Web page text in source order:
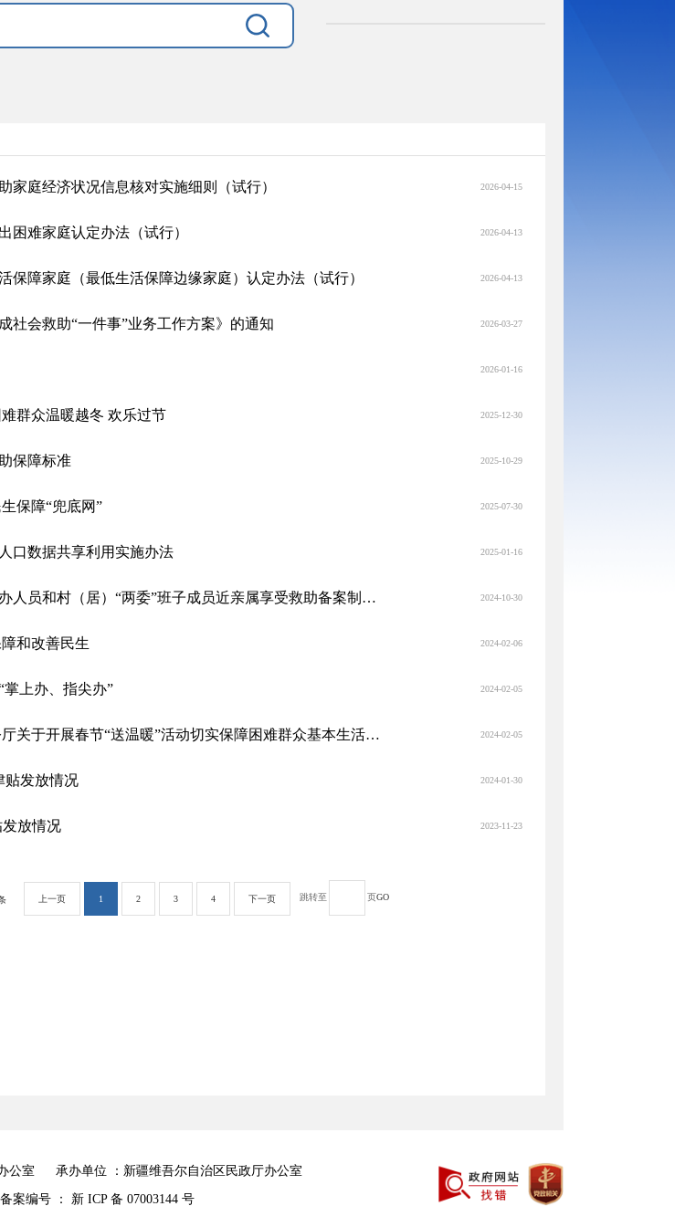
家庭经济状况信息核对实施细则（试行） 2026-04-15
困难家庭认定办法（试行） 2026-04-13
保障家庭（最低生活保障边缘家庭）认定办法（试行） 2026-04-13
社会救助“一件事”业务工作方案》的通知 2026-03-27
2026-01-16
群众温暖越冬 欢乐过节 2025-12-30
保障标准 2025-10-29
保障“兜底网” 2025-07-30
口数据共享利用实施办法 2025-01-16
关于健全完善社会救助经办人员和村（居）“两委”班子成员近亲属享受救助备案制度的通知 2024-10-30
和改善民生 2024-02-06
上办、指尖办” 2024-02-05
民政部办公厅 财政部办公厅关于开展春节“送温暖”活动切实保障困难群众基本生活的通知 2024-02-05
贴发放情况 2024-01-30
发放情况 2023-11-23
上一页 1 2 3 4 下一页 跳转至 页GO
公室 承办单位 ：新疆维吾尔自治区民政厅办公室
案编号 ： 新 ICP 备 07003144 号